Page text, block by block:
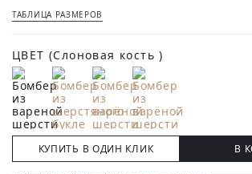
ТАБЛИЦА РАЗМЕРОВ
ЦВЕТ (Слоновая кость )
КУПИТЬ В ОДИН КЛИК В